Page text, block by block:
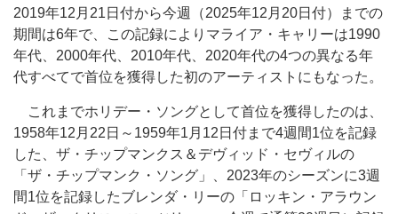
2019年12月21日付から今週（2025年12月20日付）までの
期間は6年で、この記録によりマライア・キャリーは1990
年代、2000年代、2010年代、2020年代の4つの異なる年
代すべてで首位を獲得した初のアーティストにもなった。
これまでホリデー・ソングとして首位を獲得したのは、
1958年12月22日～1959年1月12日付まで4週間1位を記録
した、ザ・チップマンクス＆デヴィッド・セヴィルの
「ザ・チップマンク・ソング」、2023年のシーズンに3週
間1位を記録したブレンダ・リーの「ロッキン・アラウン